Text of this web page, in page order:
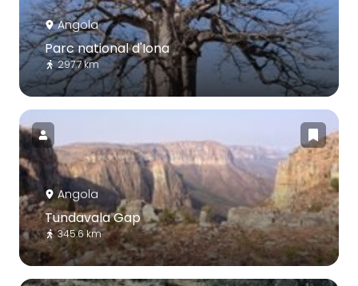
Angola
Parc national d'Iona
297.7 km
Angola
Tundavala Gap
345.6 km